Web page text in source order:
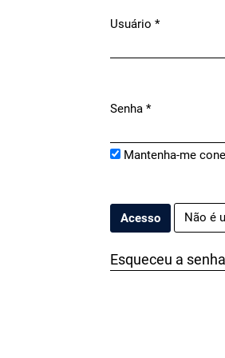
Usuário *
Senha *
Mantenha-me
Acesso Não é
Esqueceu a